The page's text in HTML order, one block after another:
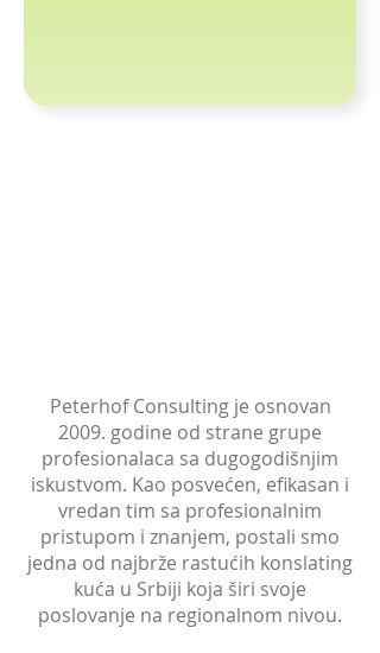
Peterhof Consulting je osnovan
2009. godine od strane grupe
profesionalaca sa dugogodišnjim
iskustvom. Kao posvećen, efikasan i
vredan tim sa profesionalnim
pristupom i znanjem, postali smo
jedna od najbrže rastućih konslating
kuća u Srbiji koja širi svoje
poslovanje na regionalnom nivou.